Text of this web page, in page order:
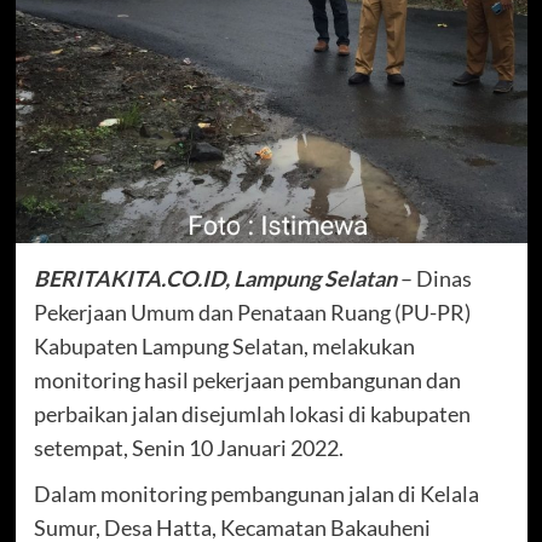
BERITAKITA.CO.ID, Lampung Selatan– Dinas
Pekerjaan Umum dan Penataan Ruang (PU-PR)
Kabupaten Lampung Selatan, melakukan
monitoring hasil pekerjaan pembangunan dan
perbaikan jalan disejumlah lokasi di kabupaten
setempat, Senin 10 Januari 2022.
Dalam monitoring pembangunan jalan di Kelala
Sumur, Desa Hatta, Kecamatan Bakauheni